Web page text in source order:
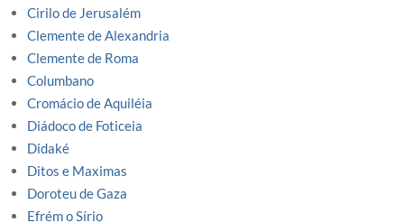
Cirilo de Jerusalém
Clemente de Alexandria
Clemente de Roma
Columbano
Cromácio de Aquiléia
Diádoco de Foticeia
Didaké
Ditos e Maximas
Doroteu de Gaza
Efrém o Sírio